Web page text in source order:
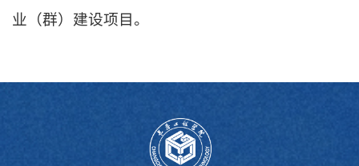
业（群）建设项目。